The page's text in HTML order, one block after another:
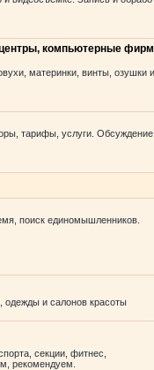
компьютерные
материнки, винты, озушки
тарифы, услуги.
поиск единомышленников.
одежды и салонов красоты
секции, фитнес,
рекомендуем.